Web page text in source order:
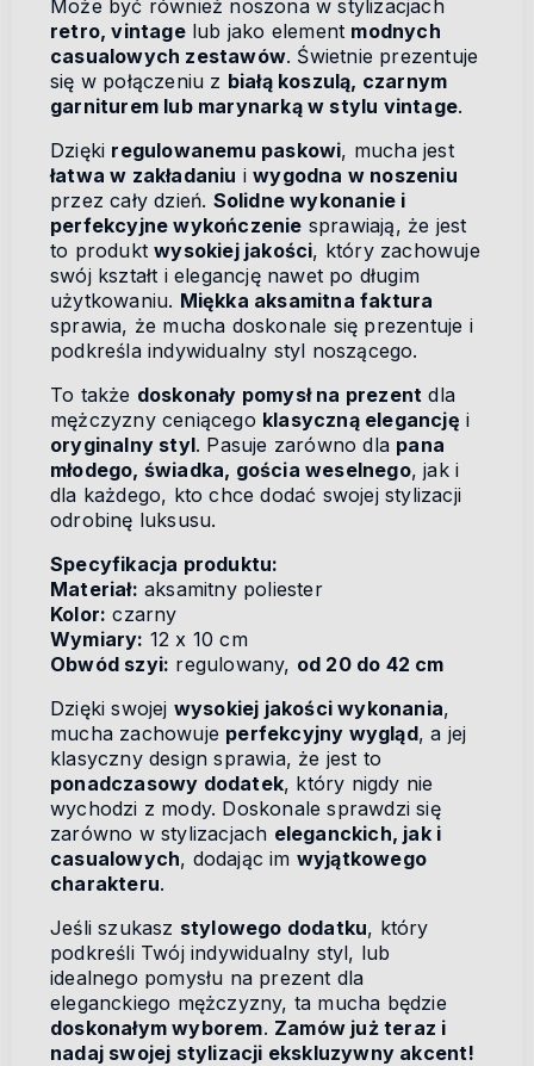
Może być również noszona w stylizacjach
retro, vintagelub jako element modnych
casualowych zestawów. Świetnie prezentuje
się w połączeniu z białą koszulą, czarnym
garniturem lub marynarką w stylu vintage.
Dzięki regulowanemu paskowi, mucha jest
łatwa w zakładaniu iwygodna w noszeniu
przez cały dzień. Solidne wykonanie i
perfekcyjne wykończenie sprawiają, że jest
to produktwysokiej jakości, który zachowuje
swój kształt i elegancję nawet po długim
użytkowaniu. Miękka aksamitna faktura
sprawia, że mucha doskonale się prezentuje i
podkreśla indywidualny styl noszącego.
To także doskonały pomysł na prezent dla
mężczyzny ceniącego klasyczną elegancję i
oryginalny styl. Pasuje zarówno dla pana
młodego, świadka, gościa weselnego, jak i
dla każdego, kto chce dodać swojej stylizacji
odrobinę luksusu.
Specyfikacja produktu:
Materiał: aksamitny poliester
Kolor: czarny
Wymiary: 12 x 10 cm
Obwód szyi: regulowany, od 20 do 42 cm
Dzięki swojej wysokiej jakości wykonania,
mucha zachowuje perfekcyjny wygląd, a jej
klasyczny design sprawia, że jest to
ponadczasowy dodatek, który nigdy nie
wychodzi z mody. Doskonale sprawdzi się
zarówno w stylizacjach eleganckich, jak i
casualowych, dodając im wyjątkowego
charakteru.
Jeśli szukasz stylowego dodatku, który
podkreśli Twój indywidualny styl, lub
idealnego pomysłu na prezent dla
eleganckiego mężczyzny, ta mucha będzie
doskonałym wyborem. Zamów już teraz i
nadaj swojej stylizacji ekskluzywny akcent!